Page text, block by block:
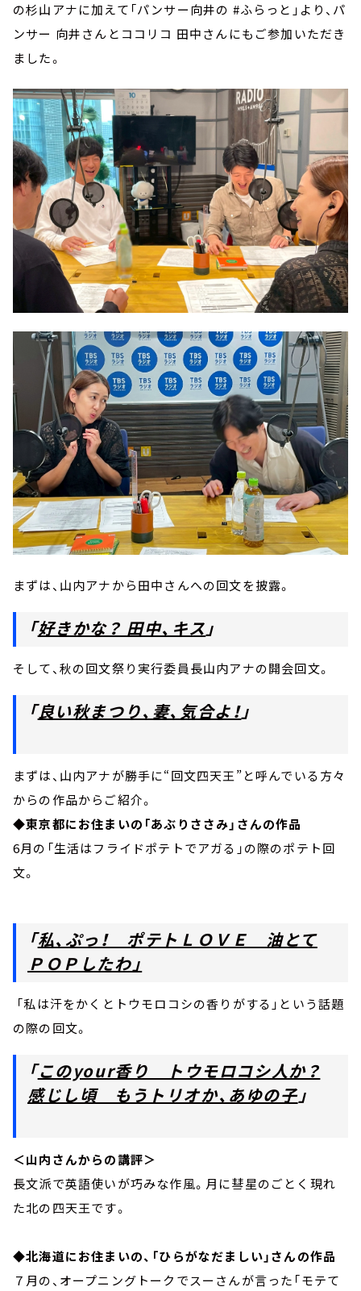
の杉山アナに加えて「パンサー向井の #ふらっと」より、パ
ンサー 向井さんとココリコ 田中さんにもご参加いただき
ました。
まずは、山内アナから田中さんへの回文を披露。
「好きかな？ 田中、キス」
そして、秋の回文祭り実行委員長山内アナの開会回文。
「良い秋まつり、妻、気合よ！」
まずは、山内アナが勝手に“回文四天王”と呼んでいる方々
からの作品からご紹介。
◆東京都にお住まいの「あぶりささみ」さんの作品
6月の「生活はフライドポテトでアガる」の際のポテト回
文。
「私、ぷっ！ ポテトＬＯＶＥ 油とて
ＰＯＰしたわ」
「私は汗をかくとトウモロコシの香りがする」という話題
の際の回文。
「このyour香り トウモロコシ人か？
感じし頃 もうトリオか、あゆの子」
＜山内さんからの講評＞
長文派で英語使いが巧みな作風。月に彗星のごとく現れ
た北の四天王です。
◆北海道にお住まいの、「ひらがなだましい」さんの作品
７月の、オープニングトークでスーさんが言った「モテて